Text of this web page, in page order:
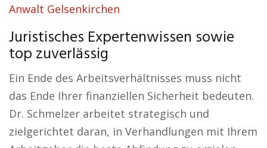
Anwalt Gelsenkirchen
Juristisches Expertenwissen sowie
top zuverlässig
Ein Ende des Arbeitsverhältnisses muss nicht
das Ende Ihrer finanziellen Sicherheit bedeuten.
Dr. Schmelzer arbeitet strategisch und
zielgerichtet daran, in Verhandlungen mit Ihrem